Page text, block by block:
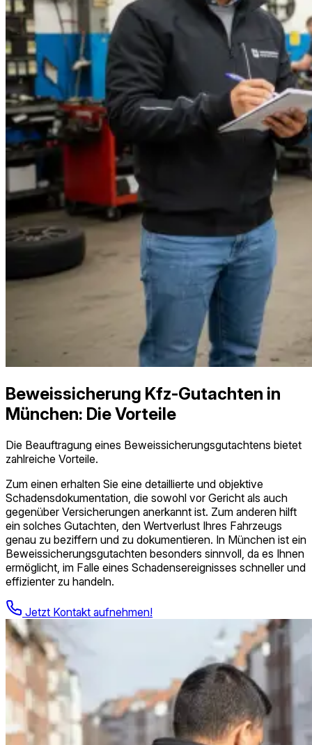
Beweissicherung Kfz-Gutachten in
München: Die Vorteile
Die Beauftragung eines Beweissicherungs­gutachtens bietet
zahlreiche Vorteile.
Zum einen erhalten Sie eine detaillierte und objektive
Schadensdokumentation, die sowohl vor Gericht als auch
gegenüber Versicherungen anerkannt ist. Zum anderen hilft
ein solches Gutachten, den Wertverlust Ihres Fahrzeugs
genau zu beziffern und zu dokumentieren. In München ist ein
Beweissicherungs­gutachten besonders sinnvoll, da es Ihnen
ermöglicht, im Falle eines Schadensereignisses schneller und
effizienter zu handeln.
Jetzt Kontakt aufnehmen!